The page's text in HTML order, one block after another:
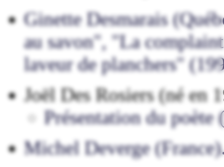
Ginette Desmarais
au savon", "La
laveur de planchers"
Joël Des Rosiers (né en
Présentation du poète
Michel Deverge